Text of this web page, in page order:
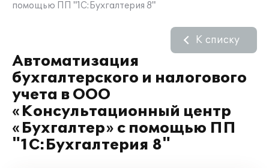
помощью ПП "1С:Бухгалтерия 8"
Автоматизация
бухгалтерского и налогового
учета в ООО
«Консультационный центр
«Бухгалтер» с помощью ПП
"1С:Бухгалтерия 8"
К списку